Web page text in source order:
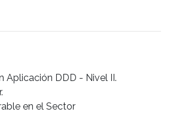
Aplicación DDD - Nivel II.
en el Sector